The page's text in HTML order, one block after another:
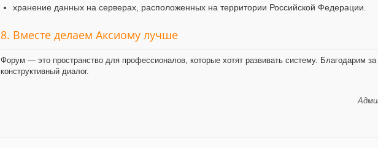
хранение данных на серверах, расположенных на территории Российской Федерации.
8. Вместе делаем Аксиому лучше
Форум — это пространство для профессионалов, которые хотят развивать систему. Благодарим
конструктивный диалог.